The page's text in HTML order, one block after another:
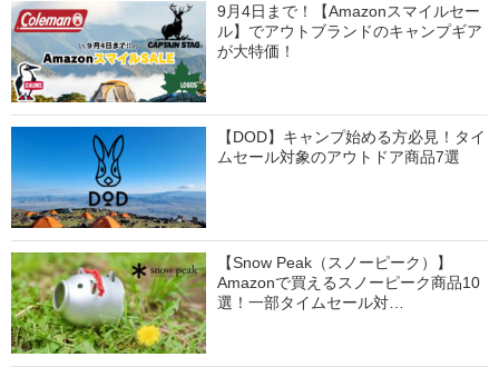
9月4日まで！【Amazonスマイルセー
ル】でアウトブランドのキャンプギア
が大特価！
【DOD】キャンプ始める方必見！タイ
ムセール対象のアウトドア商品7選
【Snow Peak（スノーピーク）】
Amazonで買えるスノーピーク商品10
選！一部タイムセール対…